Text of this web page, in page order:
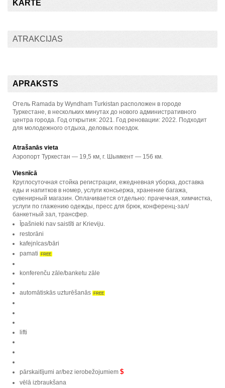
KARTE
ATRAKCIJAS
APRAKSTS
Отель Ramada by Wyndham Turkistan расположен в городе
Туркестане, в нескольких минутах до нового административного
центра города. Год открытия: 2021. Год реновации: 2022. Подходит
для молодежного отдыха, деловых поездок.
Atrašanās vieta
Аэропорт Туркестан — 19,5 км, г. Шымкент — 156 км.
Viesnīcā
Круглосуточная стойка регистрации, ежедневная уборка, доставка
еды и напитков в номер, услуги консьержа, хранение багажа,
сувенирный магазин. Оплачивается отдельно: прачечная, химчистка,
услуги по глажению одежды, пресс для брюк, конференц-зал/
банкетный зал, трансфер.
Īpašnieki nav saistīti ar Krieviju.
restorāni
kafejnīcas/bāri
pamati FREE
konferenču zāle/banketu zāle
automātiskās uzturēšanās FREE
lifti
pārskaitījumi ar/bez ierobežojumiem $
vēlā izbraukšana